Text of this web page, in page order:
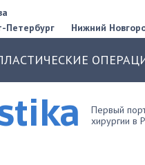
Петербург Нижний
Первый
хирургии в